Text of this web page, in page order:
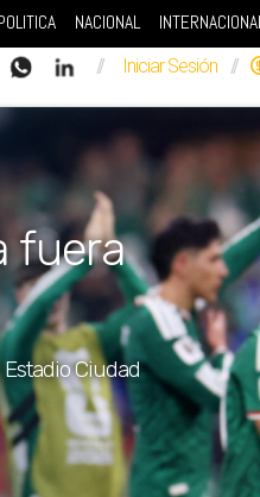
NACIONAL
//
Iniciar Sesión
//
fuera
Ciudad